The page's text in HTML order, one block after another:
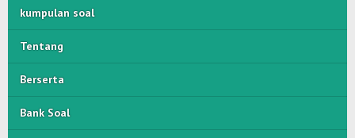
kumpulan soal
Tentang
Berserta
Bank Soal